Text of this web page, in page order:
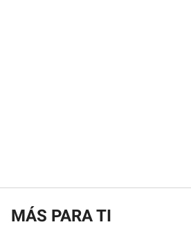
MÁS PARA TI